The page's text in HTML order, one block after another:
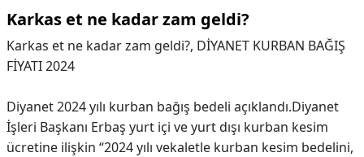
Karkas et ne kadar zam geldi?
Karkas et ne kadar zam geldi?, DİYANET KURBAN BAĞIŞ
FİYATI 2024
Diyanet 2024 yılı kurban bağış bedeli açıklandı.Diyanet
İşleri Başkanı Erbaş yurt içi ve yurt dışı kurban kesim
ücretine ilişkin “2024 yılı vekaletle kurban kesim bedelini,